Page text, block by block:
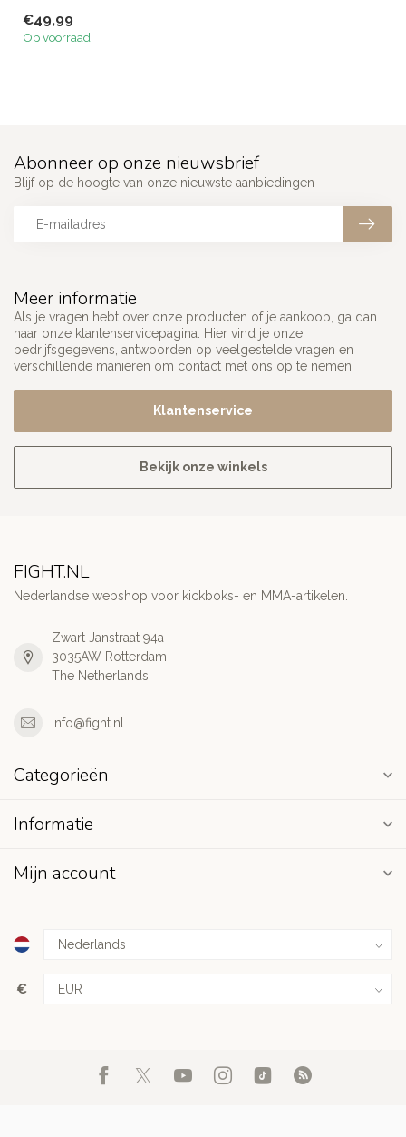
prestati...
€49,99
Op voorraad
Meer informatie
Als je vragen hebt over onze producten of je aankoop, ga dan
naar onze klantenservicepagina. Hier vind je onze
bedrijfsgegevens, antwoorden op veelgestelde vragen en
verschillende manieren om contact met ons op te nemen.
Klantenservice
Bekijk onze winkels
Abonneer op onze nieuwsbrief
Blijf op de hoogte van onze nieuwste aanbiedingen
FIGHT.NL
Nederlandse webshop voor kickboks- en MMA-artikelen.
Zwart Janstraat 94a
3035AW Rotterdam
The Netherlands
info@fight.nl
Categorieën
Informatie
Mijn account
€